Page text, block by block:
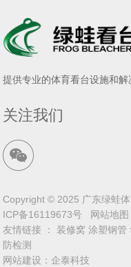
提供专业的体育看台设施和解
关注我们
Copyright © 2025 广东绿蛙
ICP备16119673号
网站地图
友情链接 ： 装修窝 涂塑钢管
防检测
网站建设 ： 企泰科技